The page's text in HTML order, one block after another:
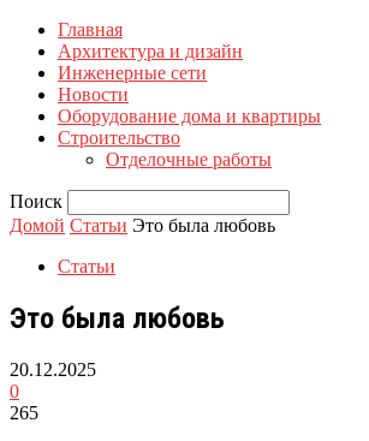
Главная
Архитектура и дизайн
Инженерные сети
Новости
Оборудование дома и квартиры
Строительство
Отделочные работы
Поиск
Домой Статьи Это была любовь
Статьи
Это была любовь
20.12.2025
0
265